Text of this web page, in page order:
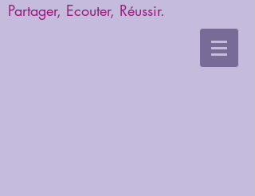
Partager, Ecouter, Réussir.